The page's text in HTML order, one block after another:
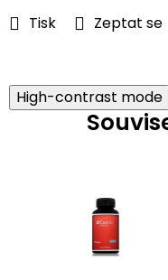
Tisk Zeptat se
High-contrast mode